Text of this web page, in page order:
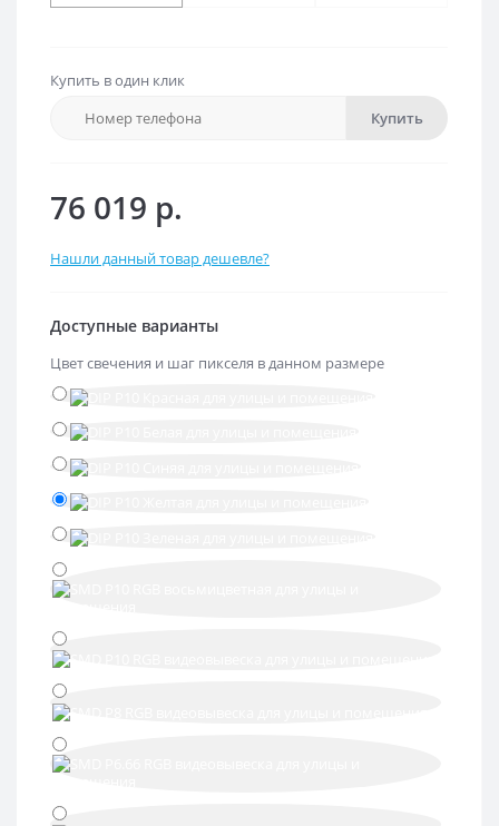
Купить в один клик
Купить
76 019 р.
Нашли данный товар дешевле?
Доступные варианты
Цвет свечения и шаг пикселя в данном размере